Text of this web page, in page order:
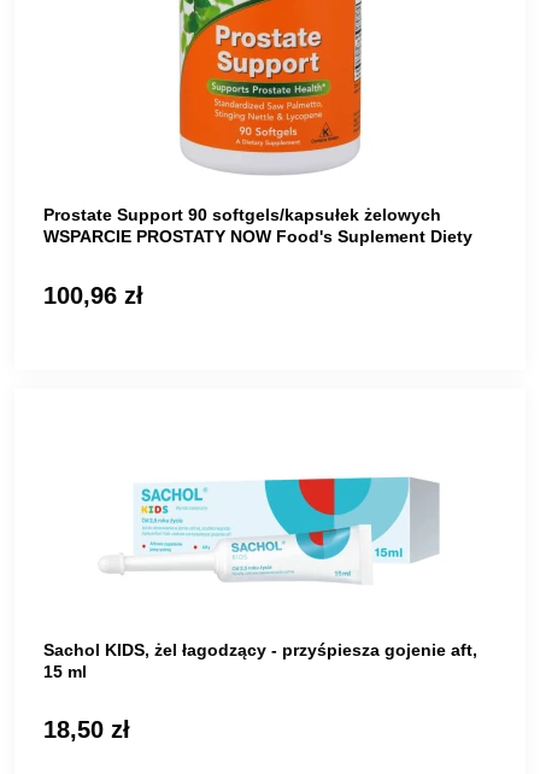
Prostate Support 90 softgels/kapsułek żelowych
WSPARCIE PROSTATY NOW Food's Suplement Diety
100,96 zł
Sachol KIDS, żel łagodzący - przyśpiesza gojenie aft,
15 ml
18,50 zł